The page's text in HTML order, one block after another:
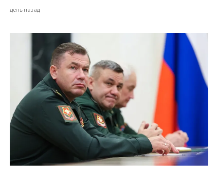
день назад